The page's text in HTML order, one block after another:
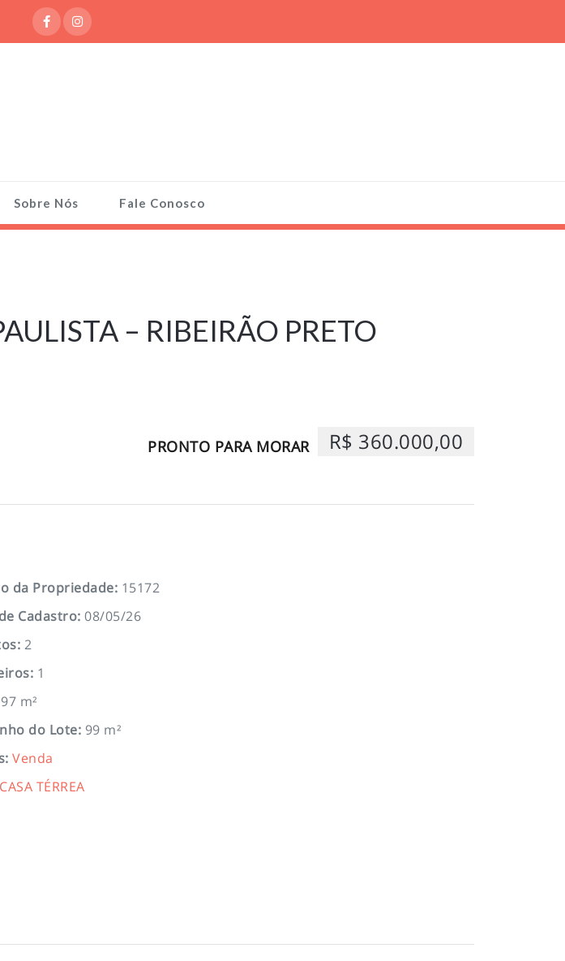
Sobre Nós Fale Conosco
– RIBEIRÃO PRETO
PRONTO PARA MORAR R$ 360.000,00
da Propriedade: 15172
Cadastro: 08/05/26
: 2
: 1
97 m²
do Lote: 99 m²
: Venda
CASA TÉRREA